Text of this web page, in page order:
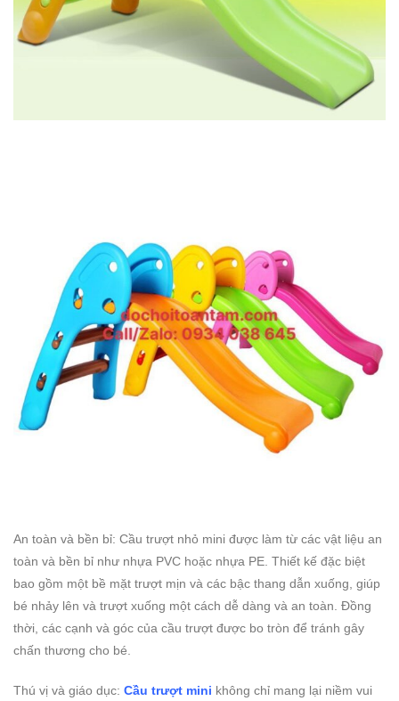
An toàn và bền bỉ: Cầu trượt nhỏ mini được làm từ các vật liệu an
toàn và bền bỉ như nhựa PVC hoặc nhựa PE. Thiết kế đặc biệt
bao gồm một bề mặt trượt mịn và các bậc thang dẫn xuống, giúp
bé nhảy lên và trượt xuống một cách dễ dàng và an toàn. Đồng
thời, các cạnh và góc của cầu trượt được bo tròn để tránh gây
chấn thương cho bé.
Thú vị và giáo dục: Cầu trượt mini không chỉ mang lại niềm vui